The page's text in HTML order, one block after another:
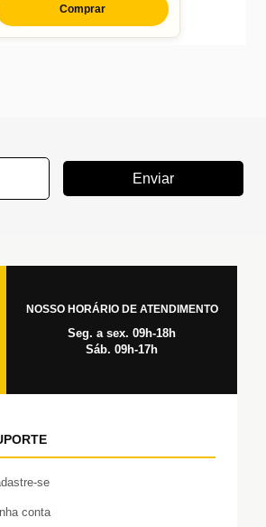
Comprar
Enviar
NOSSO HORÁRIO DE ATENDIMENTO
Seg. a sex. 09h-18h
Sáb. 09h-17h
se
conta